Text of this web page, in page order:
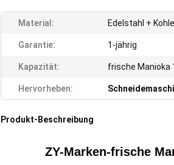
Material: Edelstahl +
Garantie: 1-jährig
Kapazität: frische Manioka
Hervorheben:
Produkt-Beschreibung
ZY-Marken-frische